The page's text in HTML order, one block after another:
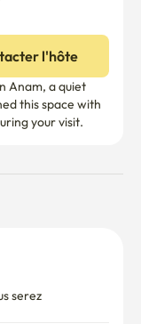
au minimum
un quartier
interdit de fumer
à l'intérieur de la
l'hôte
Anam, a quiet
this space with
your visit.
serez